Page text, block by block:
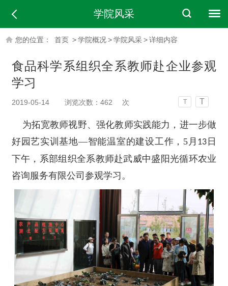
学院风采
您的位置： 首页 >学院概况>学院风采>详细内容
食品科学系组织全系教师赴企业参观
学习
2019-05-14 浏览次数： 462 次 T T
为拓宽教师视野、强化教师实践能力，进一步做
好园艺实训基地—智能温室的建设工作，5月 13 日
下午，系部组织全系教师赴武威中盛阳光循环农业
咨询服务有限公司参观学习。